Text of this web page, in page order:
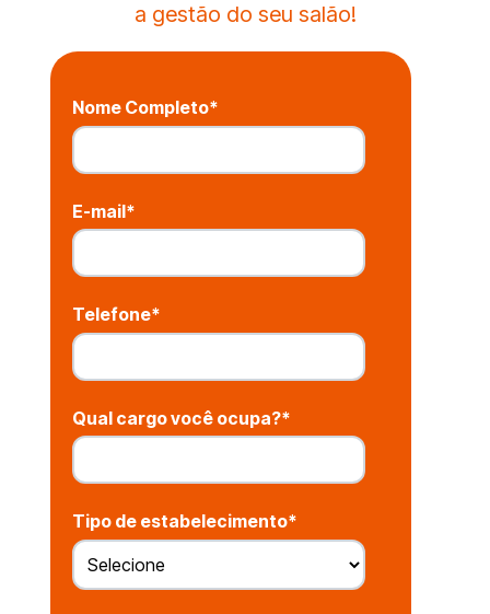
a gestão do seu salão!
Nome Completo*
E-mail*
Telefone*
Qual cargo você ocupa?*
Tipo de estabelecimento*